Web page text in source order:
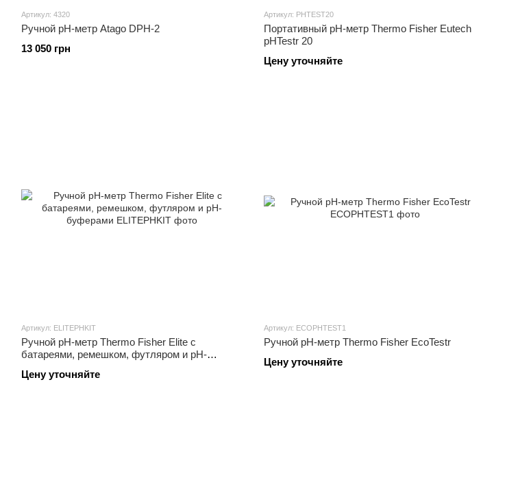
Артикул: 4320
Ручной рН-метр Atago DPH-2
13 050 грн
Артикул: PHTEST20
Портативный pH-метр Thermo Fisher Eutech
pHTestr 20
Цену уточняйте
Артикул: ELITEPHKIT
Ручной pH-метр Thermo Fisher Elite с
батареями, ремешком, футляром и pH-
Цену уточняйте
Артикул: ECOPHTEST1
Ручной pH-метр Thermo Fisher EcoTestr
Цену уточняйте